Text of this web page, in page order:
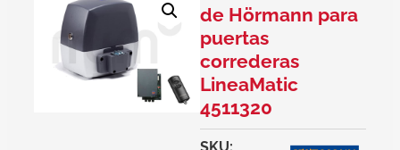
de Hörmann para
puertas
correderas
LineaMatic
4511320
SKU: